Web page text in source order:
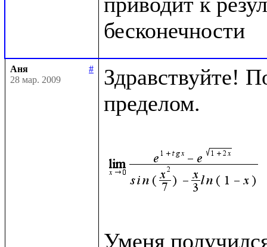
Аня
#
28 мар. 2009
Здравствуйте!
пределом.
Уменя